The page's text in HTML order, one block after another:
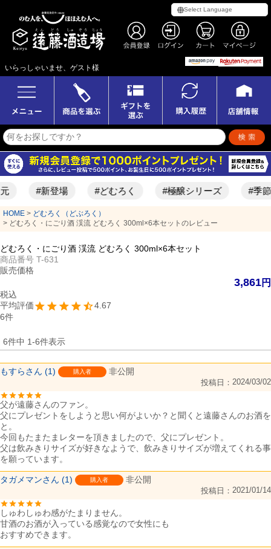
いらっしゃいませ、ゲスト様
#新登場 #どむろく #極醸シリーズ #季節
HOME
どむろく（どぶろく）
どむろく・にごり酒 渓流 どむろく 300ml×6本セットのレビュー
どむろく・にごり酒 渓流 どむろく 300ml×6本セット
商品番号 T-631
販売価格
3,861
税込
4.67
6
6件中 1-6件表示
もすら 1 購入者 非公開
投稿日 2024/03/02
父が遠藤さんのファン。
父にプレゼントをしようと思い何がよいか？と聞くと遠藤さんのお酒を
と。
今回もたまたまレターを頂きましたので、父にプレゼント。
父は飲みきりサイズが好きなようで、飲みきりサイズが増えてくれる事
タガメマン 1 購入者 非公開
投稿日 2021/01/14
しゅわしゅわ感がたまりません。
甘酒のお酒が入っている感覚なので女性にも
おすすめできます。